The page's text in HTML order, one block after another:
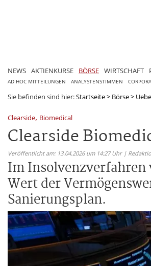
NEWS AKTIENKURSE BÖRSE WIRTSCHAFT
AD HOC MITTEILUNGEN ANALYSTENSTIMMEN
Sie befinden sind hier:Startseite> Börse>
Clearside, Biomedical
Clearside
Veröffentlicht am: 13.04.2026 um 14:27 Uhr |
Im Insolvenzverfahren
Wert der
Sanierungsplan.